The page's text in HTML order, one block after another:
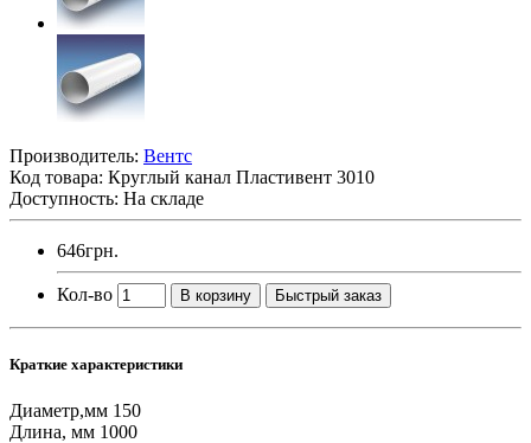
Производитель: Вентс
Код товара: Круглый канал Пластивент 3010
Доступность: На складе
646грн.
Кол-во В корзину Быстрый заказ
Краткие характеристики
Диаметр,мм 150
Длина, мм 1000